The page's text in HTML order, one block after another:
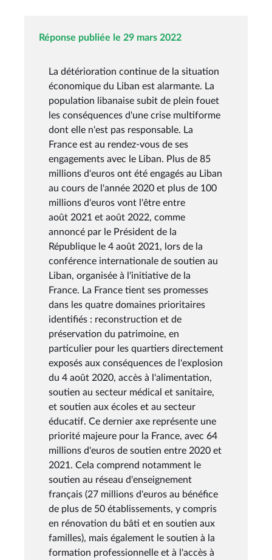
Réponse publiée le 29 mars 2022
La détérioration continue de la situation
économique du Liban est alarmante. La
population libanaise subit de plein fouet
les conséquences d'une crise multiforme
dont elle n'est pas responsable. La
France est au rendez-vous de ses
engagements avec le Liban. Plus de 85
millions d'euros ont été engagés au Liban
au cours de l'année 2020 et plus de 100
millions d'euros vont l'être entre
août 2021 et août 2022, comme
annoncé par le Président de la
République le 4 août 2021, lors de la
conférence internationale de soutien au
Liban, organisée à l'initiative de la
France. La France tient ses promesses
dans les quatre domaines prioritaires
identifiés : reconstruction et de
préservation du patrimoine, en
particulier pour les quartiers directement
exposés aux conséquences de l'explosion
du 4 août 2020, accès à l'alimentation,
soutien au secteur médical et sanitaire,
et soutien aux écoles et au secteur
éducatif. Ce dernier axe représente une
priorité majeure pour la France, avec 64
millions d'euros de soutien entre 2020 et
2021. Cela comprend notamment le
soutien au réseau d'enseignement
français (27 millions d'euros au bénéfice
de plus de 50 établissements, y compris
en rénovation du bâti et en soutien aux
familles), mais également le soutien à la
formation professionnelle et à l'accès à